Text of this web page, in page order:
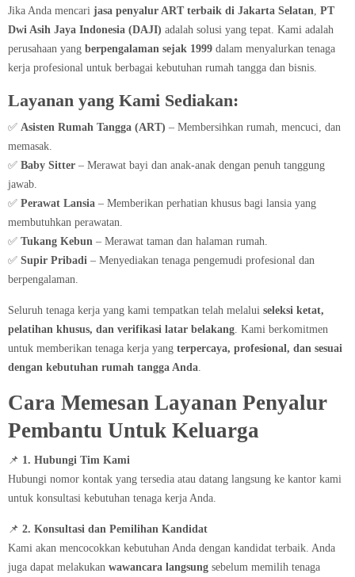
Jika Anda mencari jasa penyalur ART terbaik di Jakarta Selatan, PT
Dwi Asih Jaya Indonesia (DAJI) adalah solusi yang tepat. Kami adalah
perusahaan yang berpengalaman sejak 1999 dalam menyalurkan tenaga
kerja profesional untuk berbagai kebutuhan rumah tangga dan bisnis.
Layanan yang Kami Sediakan:
✅ Asisten Rumah Tangga (ART) – Membersihkan rumah, mencuci, dan
memasak.
✅ Baby Sitter – Merawat bayi dan anak-anak dengan penuh tanggung
jawab.
✅ Perawat Lansia – Memberikan perhatian khusus bagi lansia yang
membutuhkan perawatan.
✅ Tukang Kebun – Merawat taman dan halaman rumah.
✅ Supir Pribadi – Menyediakan tenaga pengemudi profesional dan
berpengalaman.
Seluruh tenaga kerja yang kami tempatkan telah melalui seleksi ketat,
pelatihan khusus, dan verifikasi latar belakang. Kami berkomitmen
untuk memberikan tenaga kerja yang terpercaya, profesional, dan sesuai
dengan kebutuhan rumah tangga Anda.
Cara Memesan Layanan Penyalur
Pembantu Untuk Keluarga
📌 1. Hubungi Tim Kami
Hubungi nomor kontak yang tersedia atau datang langsung ke kantor kami
untuk konsultasi kebutuhan tenaga kerja Anda.
📌 2. Konsultasi dan Pemilihan Kandidat
Kami akan mencocokkan kebutuhan Anda dengan kandidat terbaik. Anda
juga dapat melakukan wawancara langsung sebelum memilih tenaga